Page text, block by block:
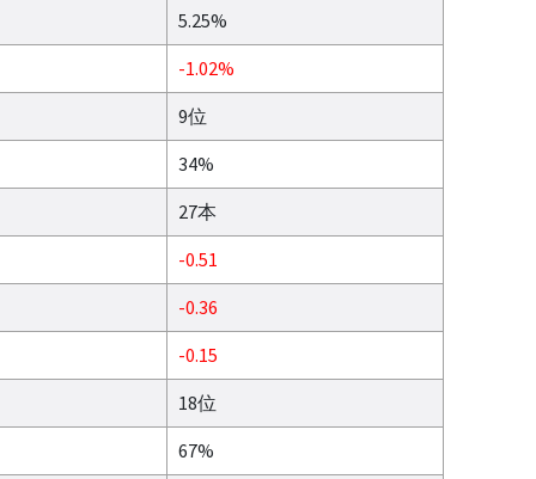
5.25%
-1.02%
9位
34%
27本
-0.51
-0.36
-0.15
18位
67%